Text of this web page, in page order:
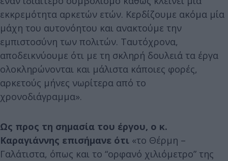
εκκρεμότητα αρκετών ετών. Κερδίζουμε ακόμα μία
μάχη του αυτονόητου και ανακτούμε την
εμπιστοσύνη των πολιτών. Ταυτόχρονα,
αποδεικνύουμε ότι με τη σκληρή δουλειά τα έργα
ολοκληρώνονται και μάλιστα κάποιες φορές,
αρκετούς μήνες νωρίτερα από το
χρονοδιάγραμμα».
Ως προς τη σημασία του έργου, ο κ.
Καραγιάννης επισήμανε ότι «το Θέρμη –
Γαλάτιστα, όπως και το “ορφανό χιλιόμετρο” της